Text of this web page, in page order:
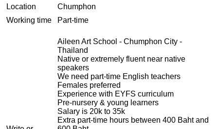
Location
Chumphon
Working time
Part-time
Aileen Art School - Chumphon City -
Thailand
Native or extremely fluent near native
speakers
We need part-time English teachers
Females preferred
Experience with EYFS curriculum
Pre-nursery & young learners
Salary is 20k to 35k
Extra part-time hours between 400 Baht and